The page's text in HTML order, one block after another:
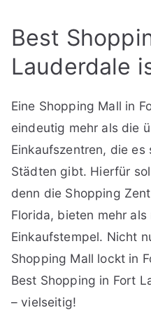
Best
Lauderdale
Eine Shopping Mall in
eindeutig mehr als die
Einkaufszentren, die es
Städten gibt. Hierfür
denn die Shopping
Florida, bieten mehr
Einkaufstempel. Nicht
Shopping Mall lockt in
Best Shopping in Fort
– vielseitig!